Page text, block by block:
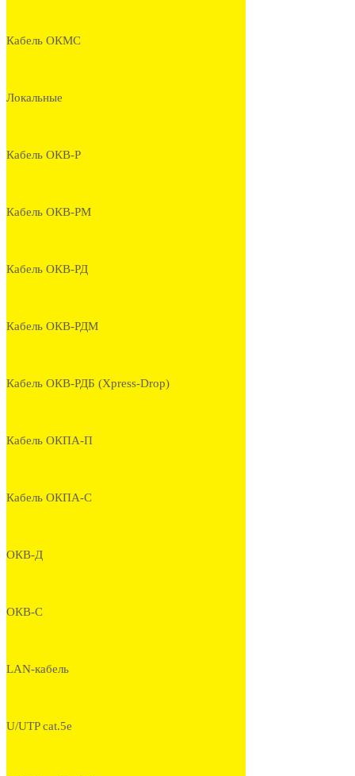
Кабель ОКМС
Локальные
Кабель ОКВ-Р
Кабель ОКВ-РМ
Кабель ОКВ-РД
Кабель ОКВ-РДМ
Кабель ОКВ-РДБ (Xpress-Drop)
Кабель ОКПА-П
Кабель ОКПА-С
ОКВ-Д
ОКВ-С
LAN-кабель
U/UTP cat.5e